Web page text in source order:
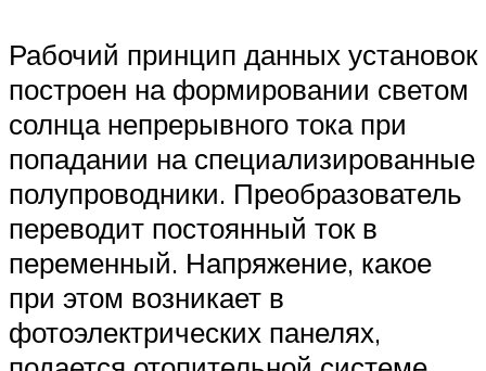
Рабочий принцип данных установок
построен на формировании светом
солнца непрерывного тока при
попадании на специализированные
полупроводники. Преобразователь
переводит постоянный ток в
переменный. Напряжение, какое
при этом возникает в
фотоэлектрических панелях,